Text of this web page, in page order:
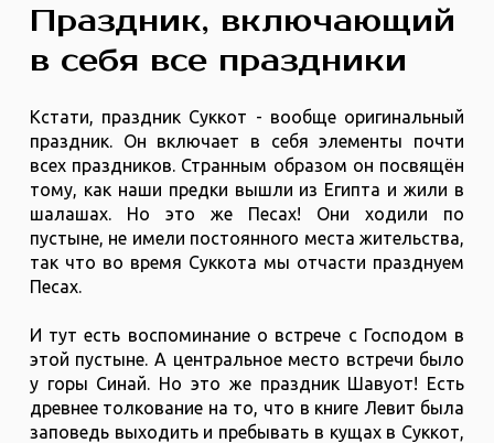
Праздник, включающий
в себя все праздники
Кстати, праздник Суккот - вообще оригинальный
праздник. Он включает в себя элементы почти
всех праздников. Странным образом он посвящён
тому, как наши предки вышли из Египта и жили в
шалашах. Но это же Песах! Они ходили по
пустыне, не имели постоянного места жительства,
так что во время Суккота мы отчасти празднуем
Песах.
И тут есть воспоминание о встрече с Господом в
этой пустыне. А центральное место встречи было
у горы Синай. Но это же праздник Шавуот! Есть
древнее толкование на то, что в книге Левит была
заповедь выходить и пребывать в кущах в Суккот,